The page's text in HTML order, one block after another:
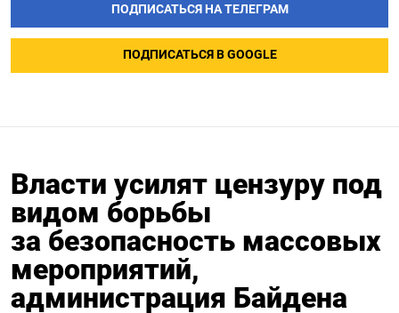
ПОДПИСАТЬСЯ НА ТЕЛЕГРАМ
ПОДПИСАТЬСЯ В GOOGLE
Власти усилят цензуру под
видом борьбы
за безопасность массовых
мероприятий,
администрация Байдена